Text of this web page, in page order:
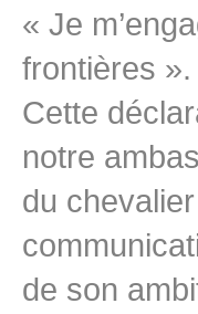
« Je
frontières ».
Cette
notre
du
de son